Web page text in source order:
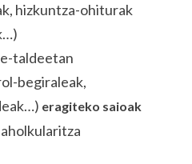
hizkuntza-ohiturak
taldeetan
begiraleak,
eragiteko saioak